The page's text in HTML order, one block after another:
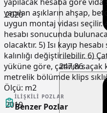
2020
2019
247,86
yapılacak hesaba göre vida
yapılan aşıkların ahşap,
uygun montaj vidası seçilir.
hesabı sonucunda
olacaktır. 5) Isı kayıp
kalınlığı değiştirilebilir. 6)
yüküne göre, çatının saçak
metrelik bölümde klips
Ölçü: m2
İLIŞKILI POZLAR
Benzer Pozlar